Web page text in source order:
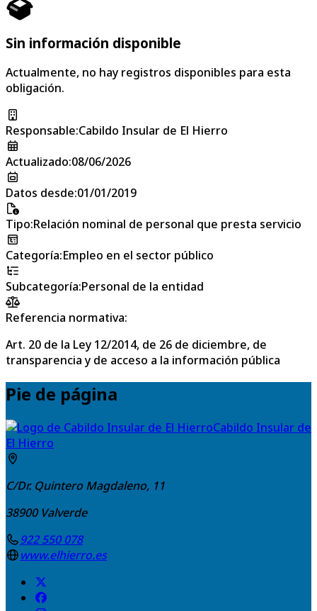
Sin información disponible
Actualmente, no hay registros disponibles para esta
obligación.
Responsable:Cabildo Insular de El Hierro
Actualizado:08/06/2026
Datos desde:01/01/2019
Tipo:Relación nominal de personal que presta servicio
Categoría:Empleo en el sector público
Subcategoría:Personal de la entidad
Referencia normativa:
Art. 20 de la Ley 12/2014, de 26 de diciembre, de
transparencia y de acceso a la información pública
Pie de página
Cabildo Insular de
El Hierro
C/Dr. Quintero Magdaleno, 11
38900 Valverde
922 550 078
www.elhierro.es